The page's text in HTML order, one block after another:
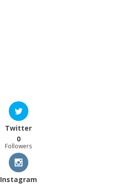
Twitter
0
Followers
Instagram